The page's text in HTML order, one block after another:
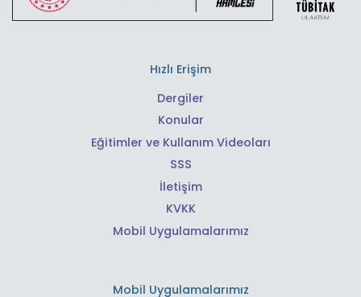
Hızlı Erişim
Dergiler
Konular
Eğitimler ve Kullanım Videoları
SSS
İletişim
KVKK
Mobil Uygulamalarımız
Mobil Uygulamalarımız